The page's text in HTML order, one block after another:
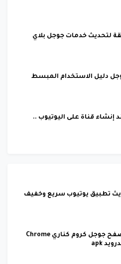
لتحديث خدمات جوجل بلاي
دليل الاستخدام المبسط
إنشاء قناة على اليوتيوب ..
تطبيق يوتيوب سريع وخفيف
تحميل متصفح جوجل كروم كناري Chrome